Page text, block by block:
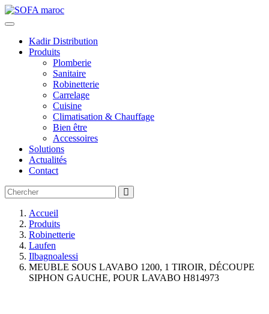
Kadir Distribution
Produits
Plomberie
Sanitaire
Robinetterie
Carrelage
Cuisine
Climatisation & Chauffage
Bien être
Accessoires
Solutions
Actualités
Contact
Accueil
Produits
Robinetterie
Laufen
Ilbagnoalessi
MEUBLE SOUS LAVABO 1200, 1 TIROIR, DÉCOUPE
SIPHON GAUCHE, POUR LAVABO H814973